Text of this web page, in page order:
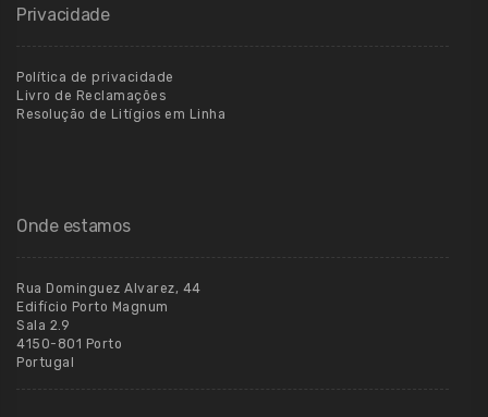
Privacidade
Política de privacidade
Livro de Reclamações
Resolução de Litígios em Linha
Onde estamos
Rua Dominguez Alvarez, 44
Edifício Porto Magnum
Sala 2.9
4150-801 Porto
Portugal